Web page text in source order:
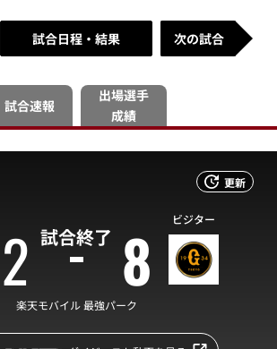
試合日程・結果 次の試合
試合速報
出場選手
成績
更新
試合終了
2 8 ビジター
楽天モバイル 最強パーク